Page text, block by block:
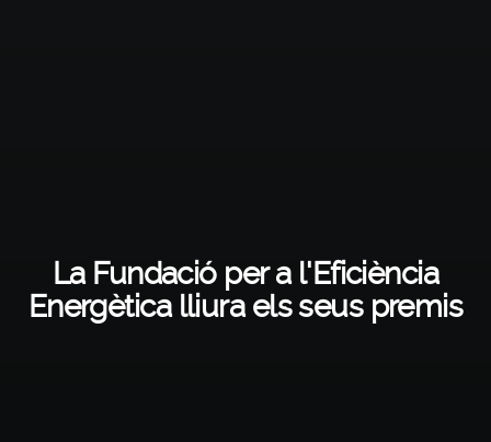
La Fundació per a l'Eficiència
Energètica lliura els seus premis